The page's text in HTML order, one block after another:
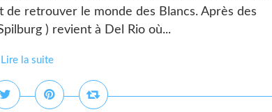
retrouver le monde des Blancs. Après des
) revient à Del Rio où...
Lire la suite